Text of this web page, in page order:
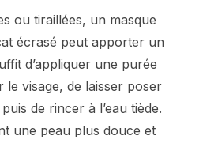
ou tiraillées, un masque
écrasé peut apporter un
d’appliquer une purée
le visage, de laisser poser
de rincer à l’eau tiède.
une peau plus douce et